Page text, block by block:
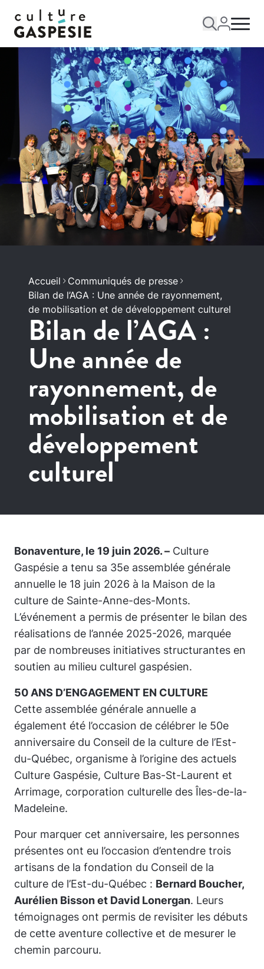
Accueil
Communiqués de presse
Bilan de l’AGA : Une année de rayonnement,
de mobilisation et de développement culturel
Bilan de l’AGA :
Une année de
rayonnement, de
mobilisation et de
développement
culturel
Bonaventure, le 19 juin 2026. – Culture
Gaspésie a tenu sa 35e assemblée générale
annuelle le 18 juin 2026 à la Maison de la
culture de Sainte-Anne-des-Monts.
L’événement a permis de présenter le bilan des
réalisations de l’année 2025-2026, marquée
par de nombreuses initiatives structurantes en
soutien au milieu culturel gaspésien.
50 ANS D’ENGAGEMENT EN CULTURE
Cette assemblée générale annuelle a
également été l’occasion de célébrer le 50e
anniversaire du Conseil de la culture de l’Est-
du-Québec, organisme à l’origine des actuels
Culture Gaspésie, Culture Bas-St-Laurent et
Arrimage, corporation culturelle des Îles-de-la-
Madeleine.
Pour marquer cet anniversaire, les personnes
présentes ont eu l’occasion d’entendre trois
artisans de la fondation du Conseil de la
culture de l’Est-du-Québec : Bernard Boucher,
Aurélien Bisson et David Lonergan. Leurs
témoignages ont permis de revisiter les débuts
de cette aventure collective et de mesurer le
chemin parcouru.